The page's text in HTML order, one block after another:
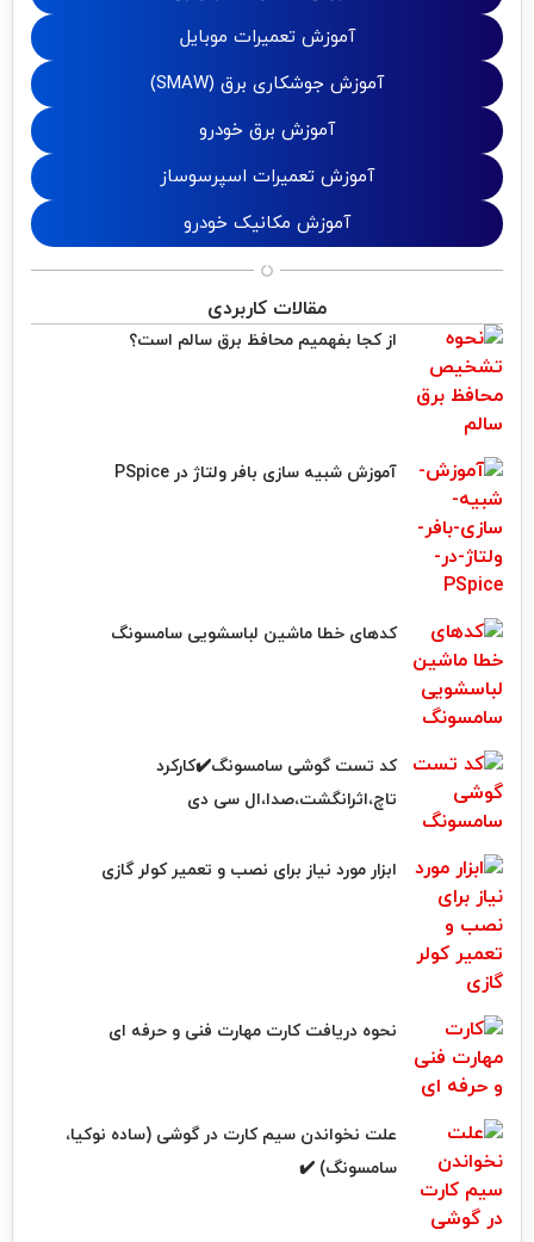
آموزش تعمیرات موبایل
آموزش جوشکاری برق (SMAW)
آموزش برق خودرو
آموزش تعمیرات اسپرسوساز
آموزش مکانیک خودرو
مقالات کاربردی
از کجا بفهمیم محافظ برق سالم است؟
آموزش شبیه سازی بافر ولتاژ در PSpice
کدهای خطا ماشین لباسشویی سامسونگ
کد تست گوشی سامسونگ✔️کارکرد
تاچ،اثرانگشت،صدا،ال سی دی
ابزار مورد نیاز برای نصب و تعمیر کولر گازی
نحوه دریافت کارت مهارت فنی و حرفه ای
علت نخواندن سیم کارت در گوشی (ساده نوکیا،
سامسونگ) ✔️